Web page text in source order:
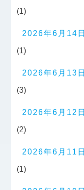
(1)
2026年6月14日
(1)
2026年6月13日
(3)
2026年6月12日
(2)
2026年6月11日
(1)